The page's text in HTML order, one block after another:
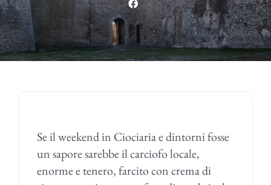
Se il weekend in Ciociaria e dintorni fosse
un sapore sarebbe il carciofo locale,
enorme e tenero, farcito con crema di